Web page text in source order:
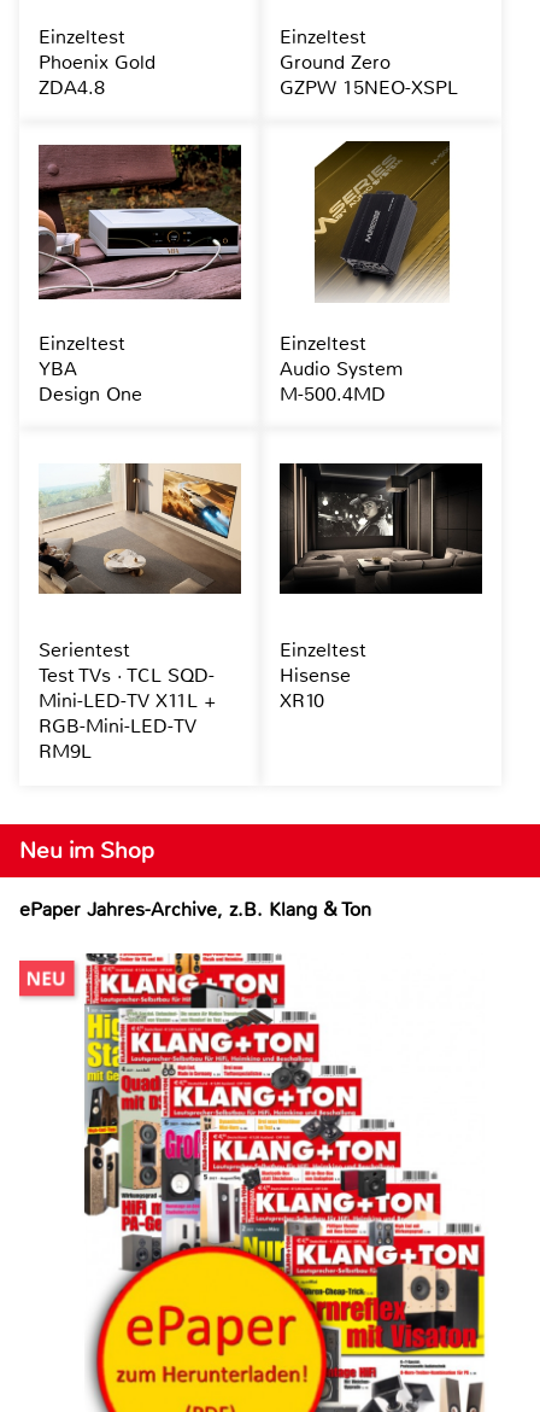
Neu im Shop
ePaper Jahres-Archive, z.B. Klang & Ton
Einzeltest
Phoenix Gold
ZDA4.8
Einzeltest
Ground Zero
GZPW 15NEO-XSPL
Einzeltest
YBA
Design One
Einzeltest
Audio System
M-500.4MD
Serientest
Test TVs · TCL SQD-
Mini-LED-TV X11L +
RGB-Mini-LED-TV
RM9L
Einzeltest
Hisense
XR10